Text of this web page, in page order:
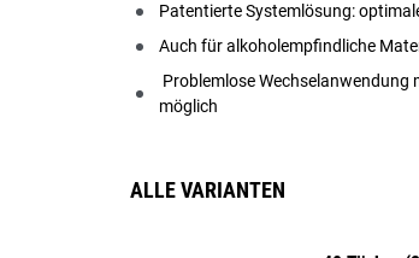
Patentierte Systemlösung:
Auch für alkoholempfindliche
Problemlose
möglich
ALLE VARIANTEN